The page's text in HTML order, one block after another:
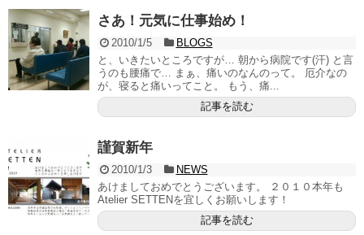
さあ！元気に仕事始め！
2010/1/5
BLOGS
と、いきたいところですが… 朝から病院です(汗) と言
うのも腰痛で… まぁ、痛いのなんのって。 厄介なの
が、寝ると痛いってこと。 もう、痛...
記事を読む
謹賀新年
2010/1/3
NEWS
あけましておめでとうございます。 ２０１０本年も
Atelier SETTENを宜しくお願いします！
記事を読む